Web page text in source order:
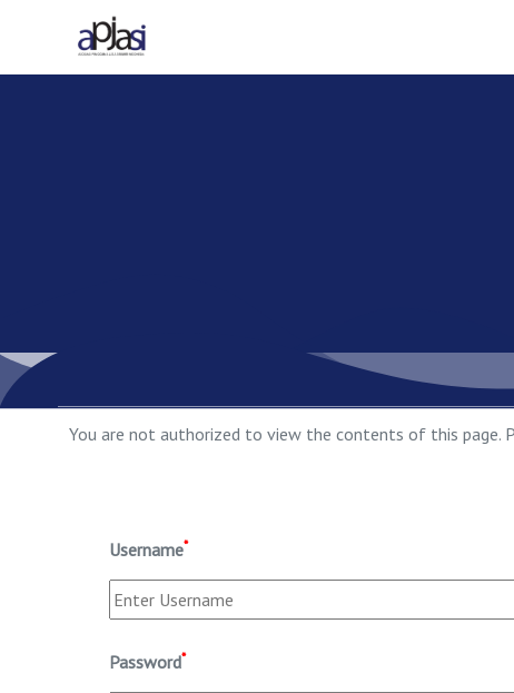
You are not authorized to view the contents of this page.
Username*
Password*